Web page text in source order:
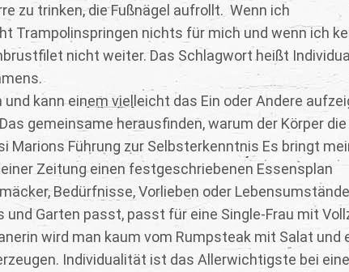
zu trinken, die Fußnägel aufrollt. Wenn ich
Trampolinspringen nichts für mich und wenn ich
nicht weiter. Das Schlagwort heißt
kann einem vielleicht das Ein oder Andere
gemeinsame herausfinden, warum der Körper die
Marions Führung zur Selbsterkenntnis Es bringt
Zeitung einen festgeschriebenen Essensplan
Bedürfnisse, Vorlieben oder Lebensumstände
Garten passt, passt für eine Single-Frau mit
wird man kaum vom Rumpsteak mit Salat und
Individualität ist das Allerwichtigste bei